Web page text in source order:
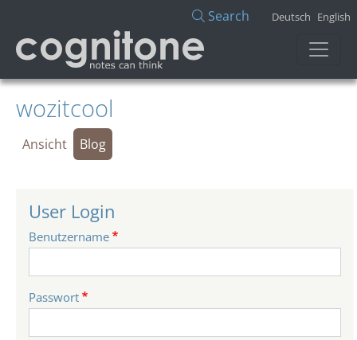
Search Deutsch English
wozitcool
Primäre Reiter
Ansicht Blog
User Login
Benutzername
Passwort